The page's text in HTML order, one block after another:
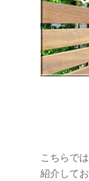
こちらで
紹介して